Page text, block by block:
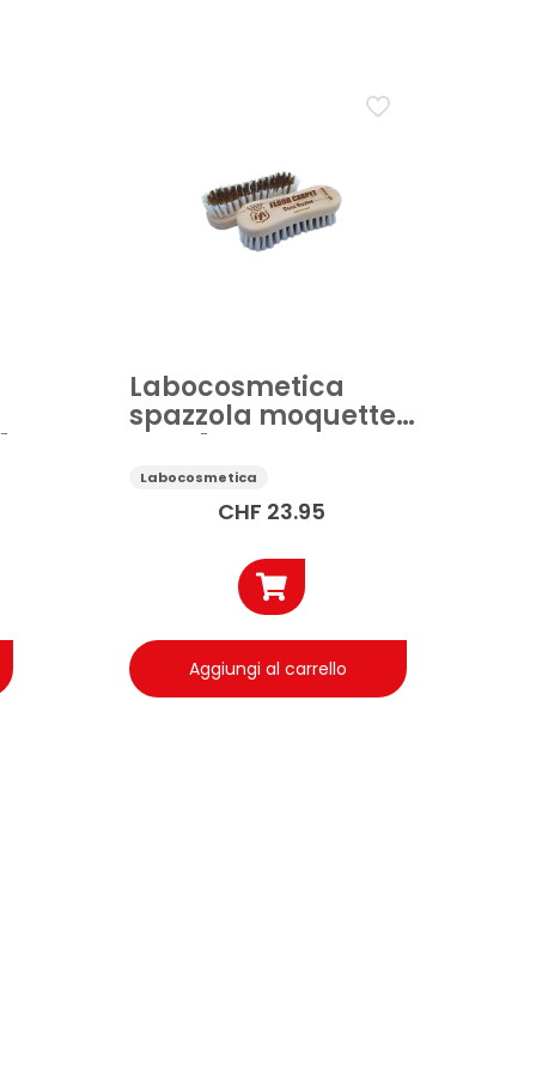
Labocosmetica
spazzola moquette
auto 1 pz
Labocosmetica
CHF 23.95
Aggiungi al carrello